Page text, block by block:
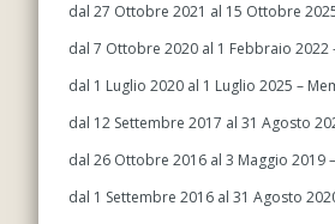
dal 27 Ottobre 2021 al 15 Ottobre
dal 7 Ottobre 2020 al 1 Febbraio
dal 1 Luglio 2020 al 1 Luglio 2025 –
dal 12 Settembre 2017 al 31 Agosto
dal 26 Ottobre 2016 al 3 Maggio
dal 1 Settembre 2016 al 31 Agosto